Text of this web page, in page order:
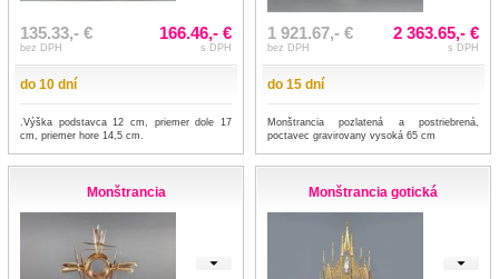
135.33,- €
bez DPH
166.46,- €
s DPH
do 10 dní
.Výška podstavca 12 cm, priemer dole 17
cm, priemer hore 14,5 cm.
1 921.67,- €
bez DPH
2 363.65,- €
s DPH
do 15 dní
Monštrancia pozlatená a postriebrená,
poctavec gravirovany vysoká 65 cm
Monštrancia Monštrancia gotická